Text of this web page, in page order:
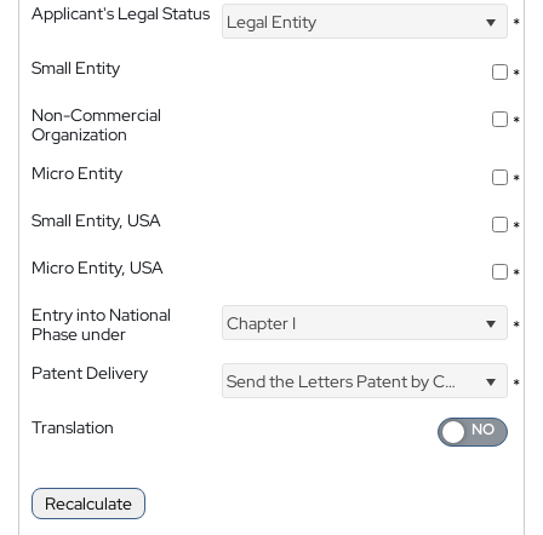
Applicant's Legal Status
Legal Entity
*
Small Entity
*
Non-Commercial
Organization
*
Micro Entity
*
Small Entity, USA
*
Micro Entity, USA
*
Entry into National
Phase under
Chapter I *
Patent Delivery Send the Letters Patent by Courier
*
Translation
Recalculate